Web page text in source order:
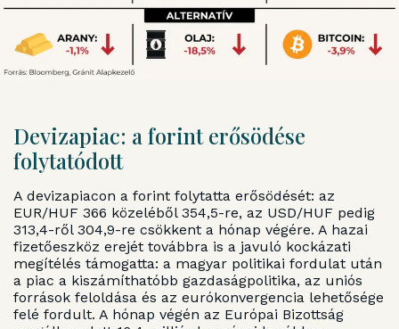
Devizapiac: a forint erősödése
folytatódott
A devizapiacon a forint folytatta erősödését: az
EUR/HUF 366 közeléből 354,5-re, az USD/HUF pedig
313,4-ről 304,9-re csökkent a hónap végére. A hazai
fizetőeszköz erejét továbbra is a javuló kockázati
megítélés támogatta: a magyar politikai fordulat után
a piac a kiszámíthatóbb gazdaságpolitika, az uniós
források feloldása és az eurókonvergencia lehetősége
felé fordult. A hónap végén az Európai Bizottság